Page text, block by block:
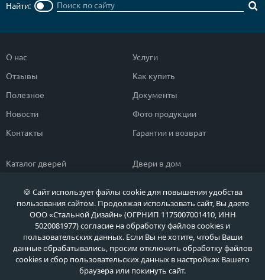
Найти:
О нас
Отзывы
Полезное
Новости
Контакты
Услуги
Как купить
Документы
Фото продукции
Гарантии и возврат
Каталог дверей
Популярные двери
Быстрый подбор двери
Двери класса ЭКОНОМ
Двери в дом
Двери в квартиру
Тамбурные двери
Противопожарные двери
🍪 Сайт использует файлы cookie для повышения удобства
пользования сайтом. Продолжая использовать сайт, Вы даете
ООО «Стальной Дизайн» (ОГРНИП 1175007001410, ИНН
5020081977) согласие на обработку файлов cookies и
пользовательских данных. Если Вы не хотите, чтобы Ваши
данные обрабатывались, просим отключить обработку файлов
cookies и сбор пользовательских данных в настройках Вашего
браузера или покинуть сайт.